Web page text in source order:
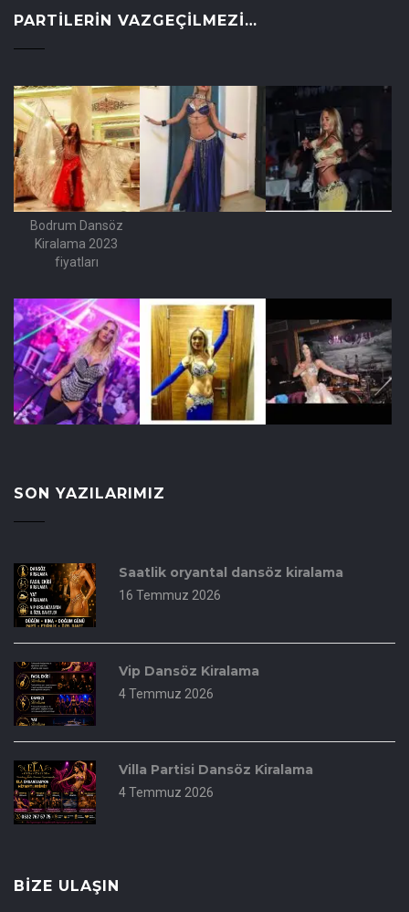
PARTILERIN VAZGEÇILMEZI…
Bodrum Dansöz
Kiralama 2023
fiyatları
SON YAZILARIMIZ
Saatlik oryantal dansöz kiralama
16 Temmuz 2026
Vip Dansöz Kiralama
4 Temmuz 2026
Villa Partisi Dansöz Kiralama
4 Temmuz 2026
BIZE ULAŞIN